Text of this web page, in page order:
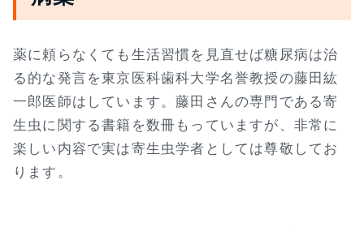
薬に頼らなくても生活習慣を見直せば糖尿病は治
る的な発言を東京医科歯科大学名誉教授の藤田紘
一郎医師はしています。藤田さんの専門である寄
生虫に関する書籍を数冊もっていますが、非常に
楽しい内容で実は寄生虫学者としては尊敬してお
ります。